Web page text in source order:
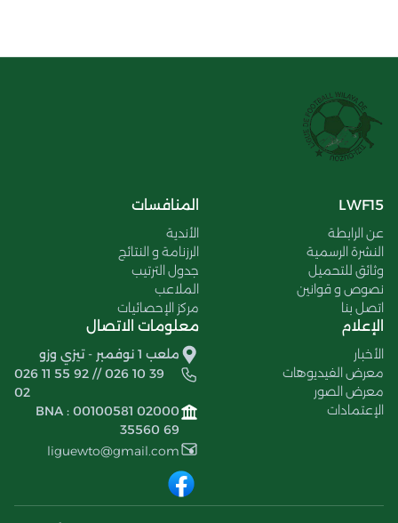
LWF15
عن الرابطة
النشرة الرسمية
وثائق للتحميل
نصوص و قوانين
اتصل بنا
المنافسات
الأندية
الرزنامة و النتائج
جدول الترتيب
الملاعب
مركز الإحصائيات
الإعلام
الأخبار
معرض الفيديوهات
معرض الصور
الإعتمادات
معلومات الاتصال
ملعب 1 نوفمبر - تيزي وزو
026 11 55 92 // 026 10 39
02
BNA : 00100581 02000
35560 69
liguewto@gmail.com